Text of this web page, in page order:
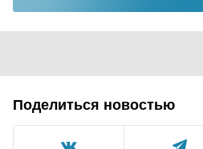
Поделиться новостью